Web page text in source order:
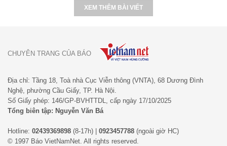
XEM THÊM BÀI VIẾT
Địa chỉ: Tầng 18, Toà nhà Cục Viễn thông (VNTA), 68 Dương Đình
Nghệ, phường Cầu Giấy, TP. Hà Nội.
Số Giấy phép: 146/GP-BVHTTDL, cấp ngày 17/10/2025
Tổng biên tập: Nguyễn Văn Bá
Hotline: 02439369898 (8-17h) | 0923457788 (ngoài giờ HC)
© 1997 Báo VietNamNet. All rights reserved.
CHUYÊN TRANG CỦA BÁO